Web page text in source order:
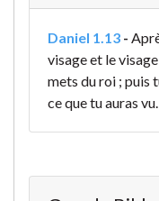
Daniel 1.13 -
visage et le
mets du roi ; puis
ce que tu auras vu.